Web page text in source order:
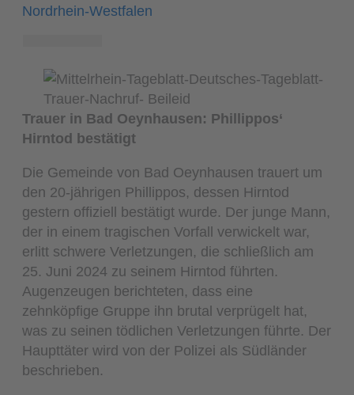
Nordrhein-Westfalen
Trauer in Bad Oeynhausen: Phillippos‘
Hirntod bestätigt
Die Gemeinde von Bad Oeynhausen trauert um
den 20-jährigen Phillippos, dessen Hirntod
gestern offiziell bestätigt wurde. Der junge Mann,
der in einem tragischen Vorfall verwickelt war,
erlitt schwere Verletzungen, die schließlich am
25. Juni 2024 zu seinem Hirntod führten.
Augenzeugen berichteten, dass eine
zehnköpfige Gruppe ihn brutal verprügelt hat,
was zu seinen tödlichen Verletzungen führte. Der
Haupttäter wird von der Polizei als Südländer
beschrieben.